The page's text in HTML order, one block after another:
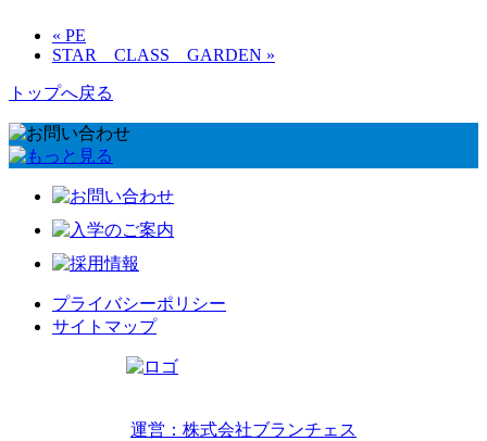
« PE
STAR CLASS GARDEN »
トップへ戻る
プライバシーポリシー
サイトマップ
運営：株式会社ブランチェス